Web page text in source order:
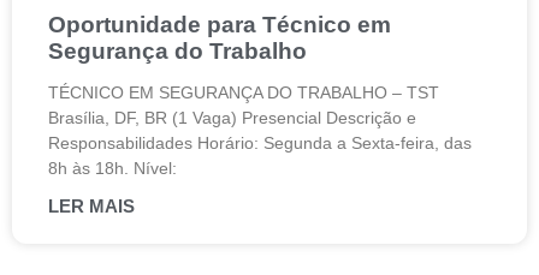
Oportunidade para Técnico em
Segurança do Trabalho
TÉCNICO EM SEGURANÇA DO TRABALHO – TST
Brasília, DF, BR (1 Vaga) Presencial Descrição e
Responsabilidades Horário: Segunda a Sexta-feira, das
8h às 18h. Nível:
LER MAIS